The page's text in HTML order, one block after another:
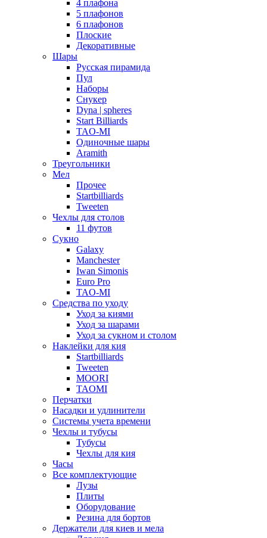
4 плафона
5 плафонов
6 плафонов
Плоские
Декоративные
Шары
Русская пирамида
Пул
Наборы
Снукер
Dyna | spheres
Start Billiards
TAO-MI
Одиночные шары
Aramith
Треугольники
Мел
Прочее
Startbilliards
Tweeten
Чехлы для столов
11 футов
Сукно
Galaxy
Manchester
Iwan Simonis
Euro Pro
TAO-MI
Средства по уходу
Уход за киями
Уход за шарами
Уход за сукном и столом
Наклейки для кия
Startbilliards
Tweeten
MOORI
TAOMI
Перчатки
Насадки и удлинители
Системы учета времени
Чехлы и тубусы
Тубусы
Чехлы для кия
Часы
Все комплектующие
Лузы
Плиты
Оборудование
Резина для бортов
Держатели для киев и мела